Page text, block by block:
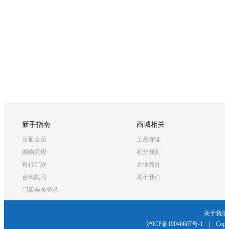
新手指南
注册会员
购物流程
银行汇款
密码找回
门店会员登录
商城相关
正品保证
积分规则
企业简介
关于我们
关于我
沪ICP备19046607号-1